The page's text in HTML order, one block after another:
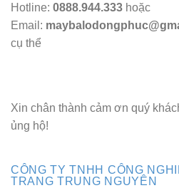
Hotline: 0888.944.333 hoặc
Email:
cụ thể
Xin chân thành cảm ơn quý
ủng hộ!
CÔNG TY TNHH CÔNG
TRANG TRUNG NGUYÊN